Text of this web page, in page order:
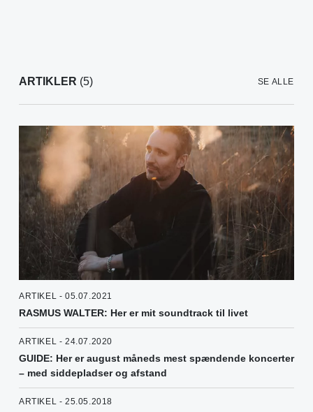
ARTIKLER (5) SE ALLE
ARTIKEL - 05.07.2021
RASMUS WALTER: Her er mit soundtrack til livet
ARTIKEL - 24.07.2020
GUIDE: Her er august måneds mest spændende koncerter
– med siddepladser og afstand
ARTIKEL - 25.05.2018